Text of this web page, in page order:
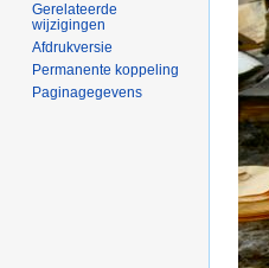
Gerelateerde
wijzigingen
Afdrukversie
Permanente koppeling
Paginagegevens